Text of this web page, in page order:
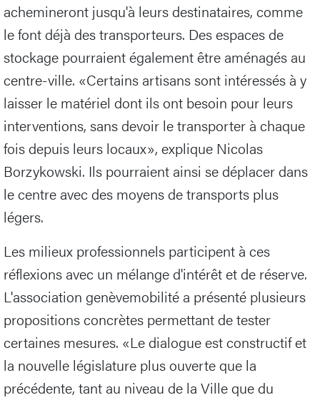
achemineront jusqu'à leurs destinataires, comme
le font déjà des transporteurs. Des espaces de
stockage pourraient également être aménagés au
centre-ville. «Certains artisans sont intéressés à y
laisser le matériel dont ils ont besoin pour leurs
interventions, sans devoir le transporter à chaque
fois depuis leurs locaux», explique Nicolas
Borzykowski. Ils pourraient ainsi se déplacer dans
le centre avec des moyens de transports plus
légers.
Les milieux professionnels participent à ces
réflexions avec un mélange d'intérêt et de réserve.
L'association genèvemobilité a présenté plusieurs
propositions concrètes permettant de tester
certaines mesures. «Le dialogue est constructif et
la nouvelle législature plus ouverte que la
précédente, tant au niveau de la Ville que du